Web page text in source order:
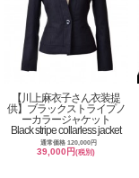
【川上麻衣子さん衣装提
供】ブラックストライプノ
ーカラージャケット
Black stripe collarless jacket
通常価格 120,000円
39,000円(税別)